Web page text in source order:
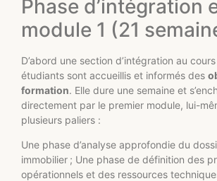
Phase d’intégration
module 1 (21
D’abord une section d’intégration au
étudiants sont accueillis et informés des
formation. Elle dure une semaine et
directement par le premier module, lui-
plusieurs paliers :
Une phase d’analyse approfondie du
immobilier ; Une phase de définition des
opérationnels et des ressources